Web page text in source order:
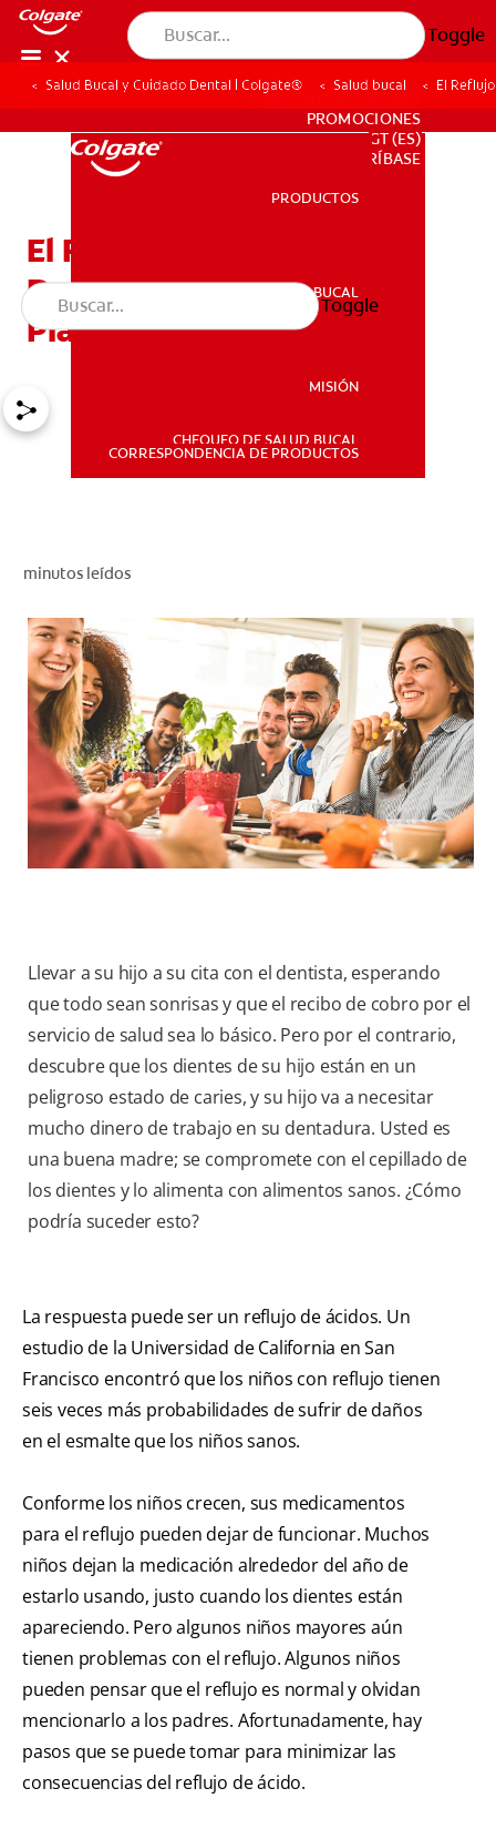
Toggle
SALUD BUCAL
PARA PROFESIONALES
PROMOCIONES
GT (ES)
SUSCRÍBASE
PARA PROFESIONALES
PROMOCIONES
GT (ES)
SUSCRÍBASE
PRODUCTOS
SALUD BUCAL
MISIÓN
CHEQUEO DE SALUD BUCAL
CORRESPONDENCIA DE PRODUCTOS
Toggle
Salud Bucal y Cuidado Dental | Colgate® Salud bucal El
El Reflujo Ácido: Un
Desastre Dental A Largo
Plazo
minutos leídos
Llevar a su hijo a su cita con el dentista, esperando
que todo sean sonrisas y que el recibo de cobro por el
servicio de salud sea lo básico. Pero por el contrario,
descubre que los dientes de su hijo están en un
peligroso estado de caries, y su hijo va a necesitar
mucho dinero de trabajo en su dentadura. Usted es
una buena madre; se compromete con el cepillado de
los dientes y lo alimenta con alimentos sanos. ¿Cómo
podría suceder esto?
La respuesta puede ser un reflujo de ácidos. Un
estudio de la Universidad de California en San
Francisco encontró que los niños con reflujo tienen
seis veces más probabilidades de sufrir de daños
en el esmalte que los niños sanos.
Conforme los niños crecen, sus medicamentos
para el reflujo pueden dejar de funcionar. Muchos
niños dejan la medicación alrededor del año de
estarlo usando, justo cuando los dientes están
apareciendo. Pero algunos niños mayores aún
tienen problemas con el reflujo. Algunos niños
pueden pensar que el reflujo es normal y olvidan
mencionarlo a los padres. Afortunadamente, hay
pasos que se puede tomar para minimizar las
consecuencias del reflujo de ácido.